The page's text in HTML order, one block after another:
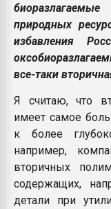
природных
избавления
все-таки
Я считаю, что
имеет самое
к более
например,
вторичных
содержащих,
детали при